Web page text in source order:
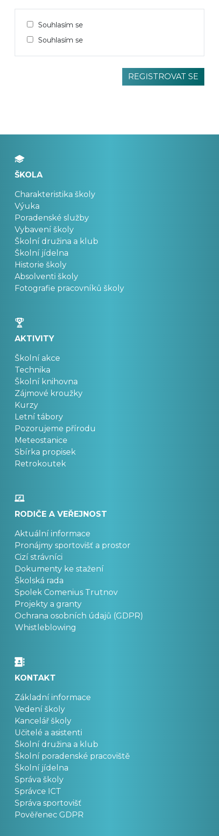
Souhlasím se
Souhlasím se
ŠKOLA
Charakteristika školy
Výuka
Poradenské služby
Vybavení školy
Školní družina a klub
Školní jídelna
Historie školy
Absolventi školy
Fotografie pracovníků školy
AKTIVITY
Školní akce
Technika
Školní knihovna
Zájmové kroužky
Kurzy
Letní tábory
Pozorujeme přírodu
Meteostanice
Sbírka propisek
Retrokoutek
RODIČE A VEŘEJNOST
Aktuální informace
Pronájmy sportovišť a prostor
Cizí strávníci
Dokumenty ke stažení
Školská rada
Spolek Comenius Trutnov
Projekty a granty
Ochrana osobních údajů (GDPR)
Whistleblowing
KONTAKT
Základní informace
Vedení školy
Kancelář školy
Učitelé a asistenti
Školní družina a klub
Školní poradenské pracoviště
Školní jídelna
Správa školy
Správce ICT
Správa sportovišť
Pověřenec GDPR